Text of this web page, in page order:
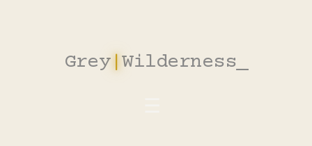
Grey|Wilderness